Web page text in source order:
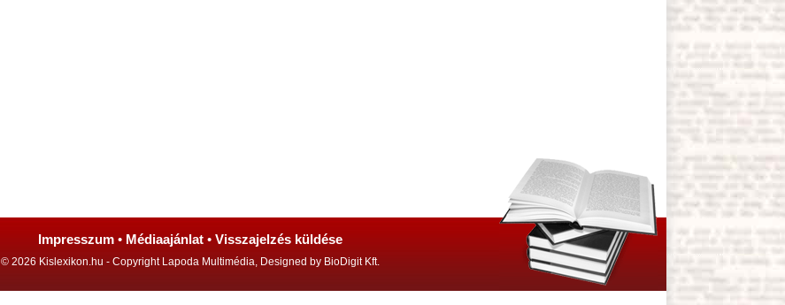
Impresszum • Médiaajánlat • Visszajelzés küldése
© 2026 Kislexikon.hu - Copyright Lapoda Multimédia, Designed by BioDigit Kft.